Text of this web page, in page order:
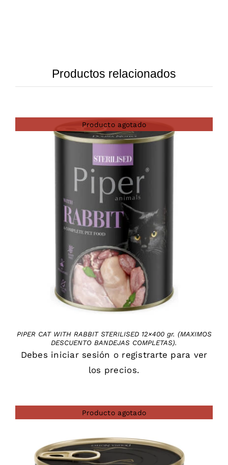
Productos relacionados
Producto agotado
DETAILS
PIPER CAT WITH RABBIT STERILISED 12×400 gr. (MAXIMOS
DESCUENTO BANDEJAS COMPLETAS).
Debes iniciar sesión o registrarte para ver
los precios.
Producto agotado